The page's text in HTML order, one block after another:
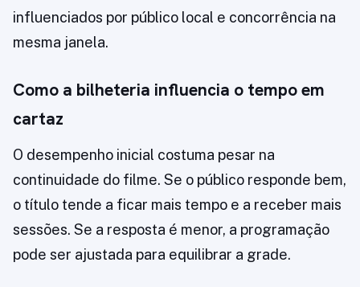
influenciados por público local e concorrência na
mesma janela.
Como a bilheteria influencia o tempo em
cartaz
O desempenho inicial costuma pesar na
continuidade do filme. Se o público responde bem,
o título tende a ficar mais tempo e a receber mais
sessões. Se a resposta é menor, a programação
pode ser ajustada para equilibrar a grade.